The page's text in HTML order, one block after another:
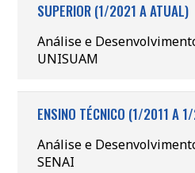
SUPERIOR (1/2021 A ATUAL)
Análise e
UNISUAM
ENSINO TÉCNICO (1/2011 A
Análise e
SENAI